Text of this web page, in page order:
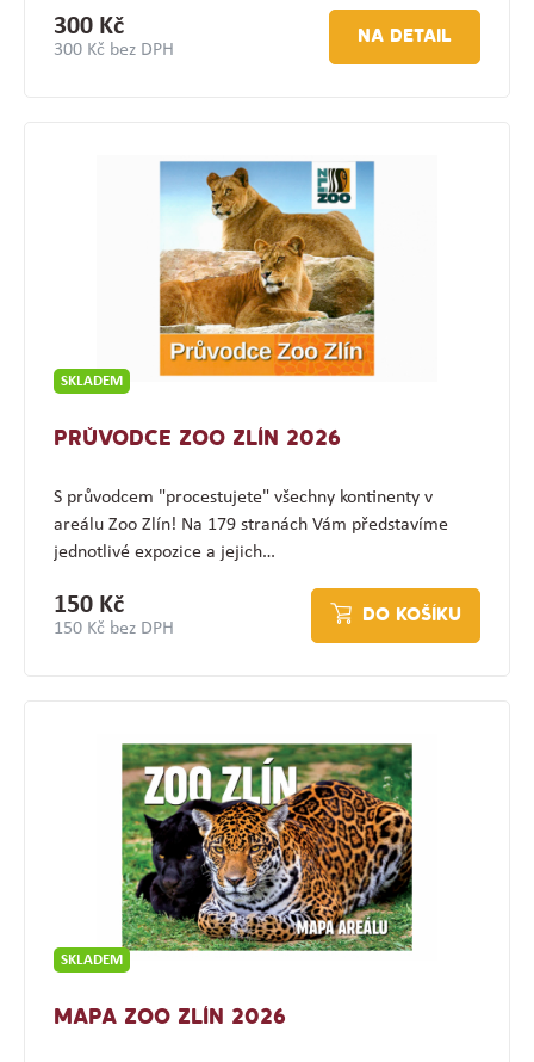
300 Kč
300 Kč bez DPH
NA DETAIL
SKLADEM
PRŮVODCE ZOO ZLÍN 2026
S průvodcem "procestujete" všechny kontinenty v
areálu Zoo Zlín! Na 179 stranách Vám představíme
jednotlivé expozice a jejich…
150 Kč
150 Kč bez DPH
DO KOŠÍKU
SKLADEM
MAPA ZOO ZLÍN 2026